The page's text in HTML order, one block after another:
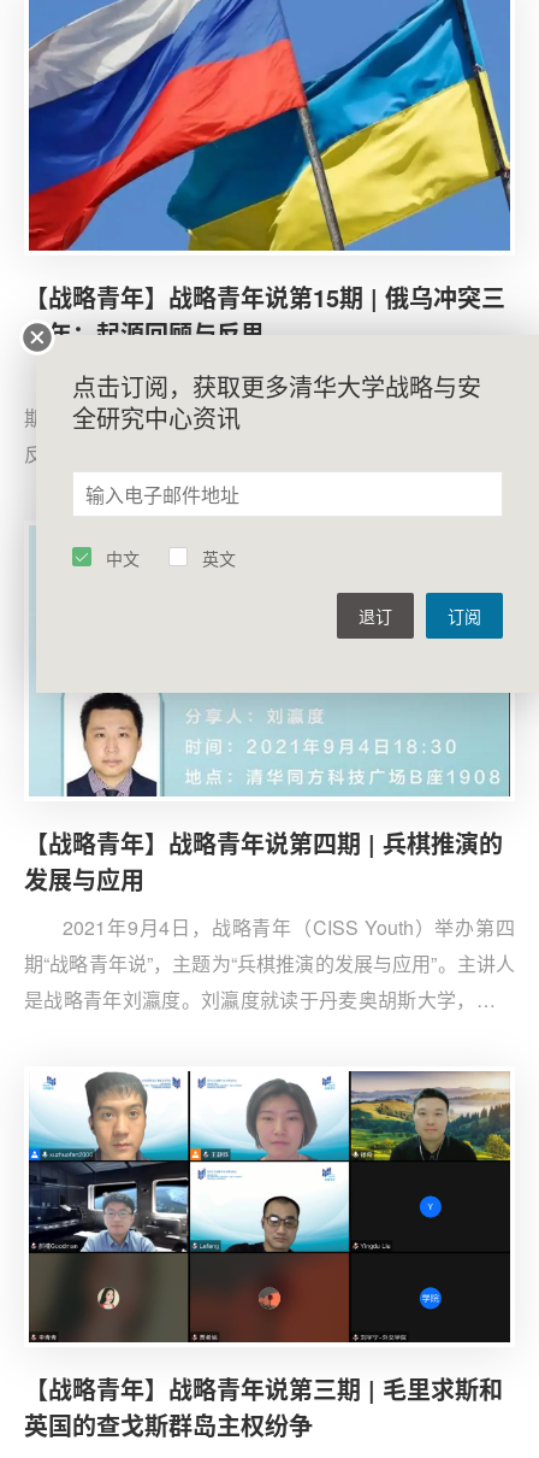
副教授梅然评议。来自清华大学、北京大学、中国人民大
学和外交学院等院校的近70位同学线上线下参与，第五届
战略青年秘书处秘书长、外交学院硕士研究生张元世男主
持本次活动。
【战略青年】战略青年说第15期 | 俄乌冲突三
周年：起源回顾与反思
2025年3月9日，战略青年（CISS Youth）举办第15
期“战略青年说”，主题聚焦“俄乌冲突三周年：起源回顾与
反思”。本次活动由第五届战略青年成员、莫斯科国际关系
学院硕士毕业生党浩楠担任主讲，清华大学战略与安全研
究中心助理研究员宋博进行评议。来自清华大学、北京大
学、中国人民大学、北京师范大学及外交学院等高校的百
余位师生线上参会，会议由第五届战略青年秘书处叶子琛
【战略青年】战略青年说第四期 | 兵棋推演的
发展与应用
2021年9月4日，战略青年（CISS Youth）举办第四
期“战略青年说”，主题为“兵棋推演的发展与应用”。主讲人
是战略青年刘瀛度。刘瀛度就读于丹麦奥胡斯大学，本科
经验，对亚太安全、核战略及冲突模拟有深刻见解。来自
中国人民大学、国际关系学院、中国社科院大学、上海社
科院的9位战略青年在线上和线下参与了本次活动。
【战略青年】战略青年说第三期 | 毛里求斯和
英国的查戈斯群岛主权纷争
点击订阅，获取更多清华大学战略与安
全研究中心资讯
中文 英文
订阅
退订